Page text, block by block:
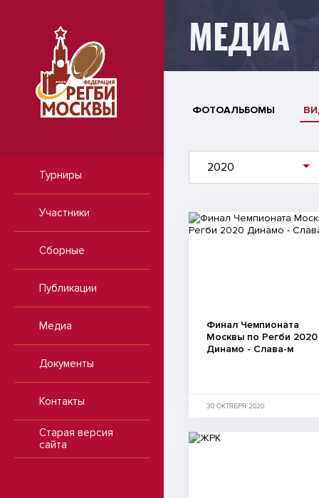
Турниры
Участники
Сборные
Публикации
Медиа
Документы
Контакты
Старая версия
сайта
МЕДИА
ФОТОАЛЬБОМЫ
2020
Видео
Финал Чемпионата
Москвы по Регби 2020
Динамо - Слава-м
30 ОКТЯБРЯ 2020